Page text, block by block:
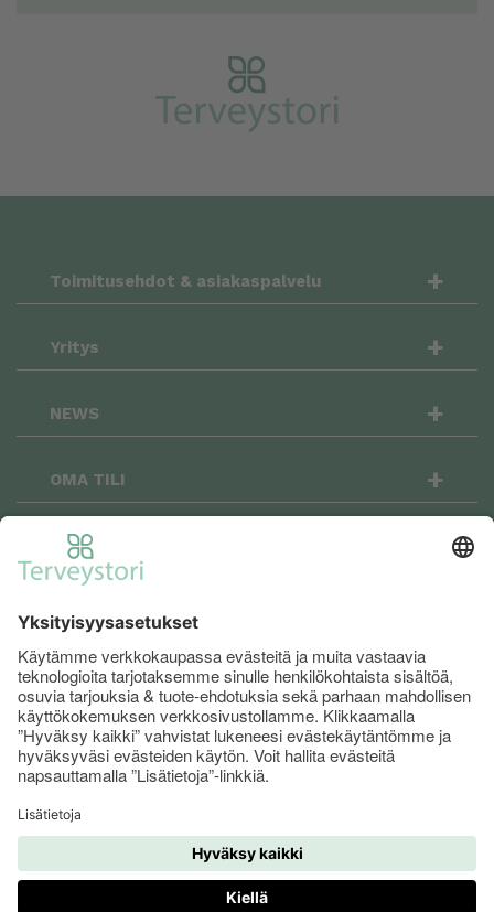
Toimitusehdot & asiakaspalvelu +
Yritys +
NEWS +
OMA TILI +
OSTOSKORI
Terveystori.fi on sosiaalinen: seuraa meitä
Facebookissa ja Instagramissa niin pysyt
menossa mukana!